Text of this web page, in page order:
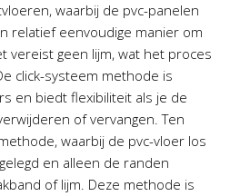
waarbij de pvc-panelen
relatief eenvoudige manier om
vereist geen lijm, wat het proces
click-systeem methode is
en biedt flexibiliteit als je de
of vervangen. Ten
waarbij de pvc-vloer los
en alleen de randen
of lijm. Deze methode is